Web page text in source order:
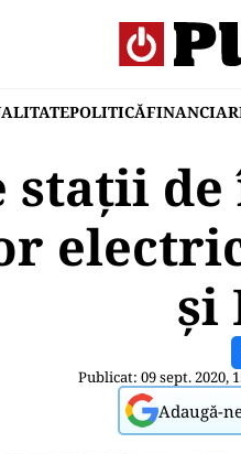
POLITICĂFINANCIAR
stații
și
Publicat: 09 sept. 2020,
Adaugă-